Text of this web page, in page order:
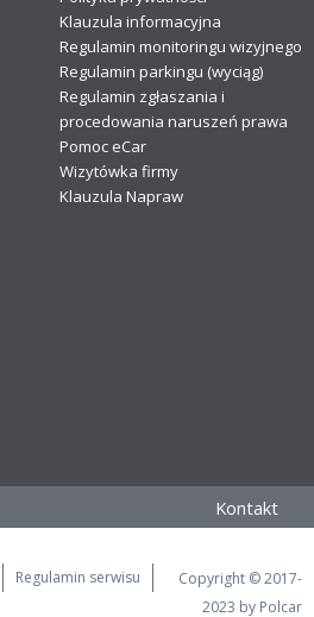
Klauzula informacyjna
Regulamin monitoringu wizyjnego
Regulamin parkingu (wyciąg)
Regulamin zgłaszania i
procedowania naruszeń prawa
Pomoc eCar
Wizytówka firmy
Klauzula Napraw
Kontakt
Regulamin serwisu
Copyright © 2017-
2023 by Polcar